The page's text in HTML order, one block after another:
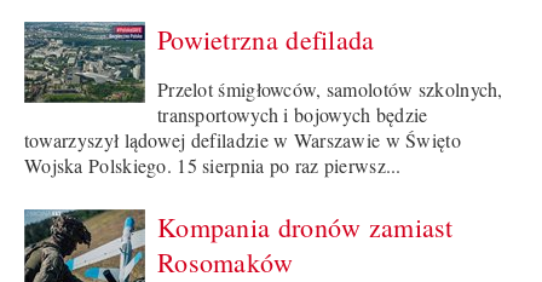
Powietrzna defilada
Przelot śmigłowców, samolotów szkolnych,
transportowych i bojowych będzie
towarzyszył lądowej defiladzie w Warszawie w Święto
Wojska Polskiego. 15 sierpnia po raz pierwsz...
Kompania dronów zamiast
Rosomaków